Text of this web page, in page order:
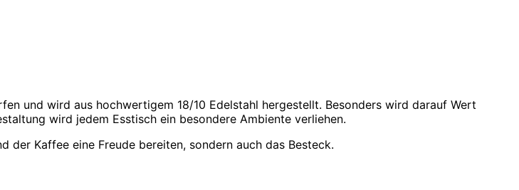
und wird aus hochwertigem 18/10 Edelstahl hergestellt. Besonders wird darauf Wert
wird jedem Esstisch ein besondere Ambiente verliehen.
der Kaffee eine Freude bereiten, sondern auch das Besteck.